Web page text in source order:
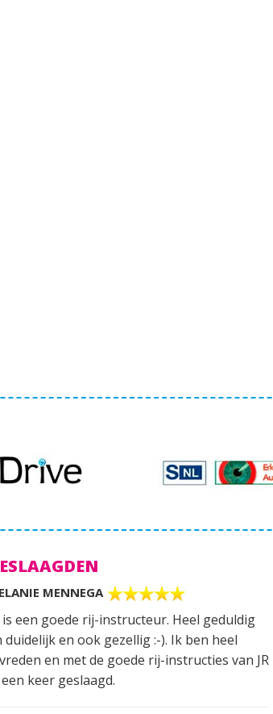
MENNEGA
is een goede rij-instructeur. Heel geduldig
duidelijk en ook gezellig :-). Ik ben heel
en met de goede rij-instructies van JR
keer geslaagd.